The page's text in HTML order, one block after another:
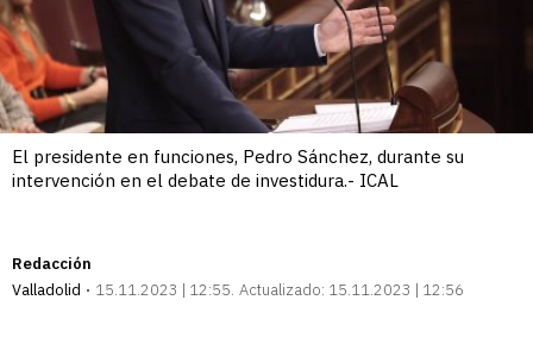
El presidente en funciones, Pedro Sánchez, durante su
intervención en el debate de investidura.- ICAL
Redacción
Valladolid
15.11.2023 | 12:55 Actualizado: 15.11.2023 | 12:56